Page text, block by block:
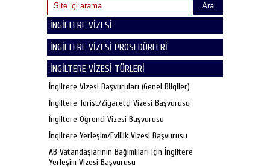
Ara
İNGİLTERE VİZESİ
İNGİLTERE VİZESİ PROSEDÜRLERİ
İNGİLTERE VİZESİ TÜRLERİ
İngiltere Vizesi Başvuruları (Genel Bilgiler)
İngiltere Turist/Ziyaretçi Vizesi Başvurusu
İngiltere Öğrenci Vizesi Başvurusu
İngiltere Yerleşim/Evlilik Vizesi Başvurusu
AB Vatandaşlarının Bağımlıları için İngiltere
Yerleşim Vizesi Başvurusu